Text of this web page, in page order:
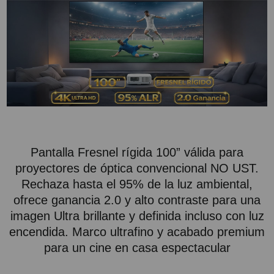
PROYECTOR PARA EL
MUNDIAL 2026
PROYECTOR PARA FUTBOL
PROYECTORES 2K O 4K
NATIVOS
REACONDICIONADOS
¿QUÉ MODELO NECESITO?
OFERTAS DESTACADAS
TIPOS DE PROYECTOR
PANTALLAS DE
PROYECCIÓN
PRODUCTOS
Pantalla Fresnel rígida 100” válida para
proyectores de óptica convencional NO UST.
Rechaza hasta el 95% de la luz ambiental,
ofrece ganancia 2.0 y alto contraste para una
imagen Ultra brillante y definida incluso con luz
encendida. Marco ultrafino y acabado premium
para un cine en casa espectacular